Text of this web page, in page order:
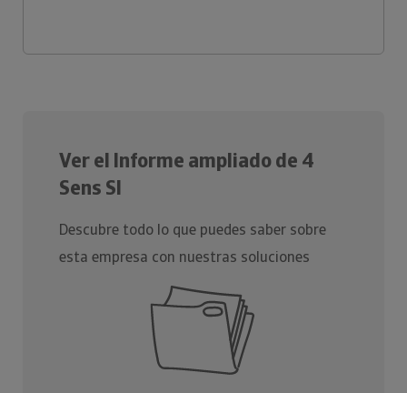
Ver el Informe ampliado de 4
Sens Sl
Descubre todo lo que puedes saber sobre
esta empresa con nuestras soluciones